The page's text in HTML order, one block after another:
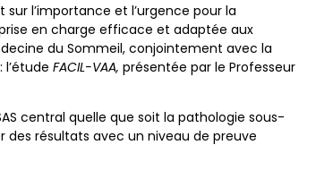
l’importance et l’urgence pour la
en charge efficace et adaptée aux
du Sommeil, conjointement avec la
FACIL-VAA, présentée par le Professeur
central quelle que soit la pathologie sous-
résultats avec un niveau de preuve